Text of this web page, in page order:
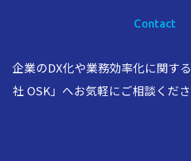
Contact
企業のDX化や業務効率化に関す
社 OSK」へお気軽にご相談くださ